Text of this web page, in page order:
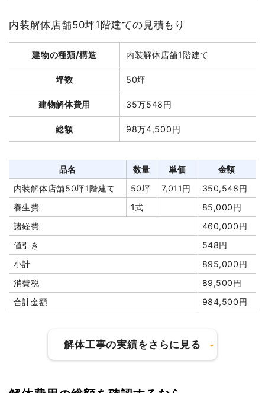
坪数 36坪
建物解体費用 184万5,264円
総額 257万4,000円
品名 数量 単価
軽量鉄骨造住宅36坪2階建
て
36坪
51,257
円
円
養生費
158m² 804円
127,008円
ブロック塀撤去
10m²
3,063
円
30,630円
庭石撤去 1式
40,000円
諸経費
300,000円
値引き
2,902円
小計
2,340,000
円
消費税
234,000円
建物解体費用
総額 940万円
品名
鉄骨造アパート130坪3階
130坪
60,385
円
7,850,000
土間コンクリート撤去
1式
50,000円
駐車場撤去
1式
65,000円
植木・植栽撤去
3台
円
180,000円
諸経費
175,000円
値引き
17,600円
小計
8,702,400
円
消費税
697,600円
内装解体店舗50坪1階建ての見積もり
建物の種類/構造 内装解体店舗1階建て
坪数 50坪
建物解体費用 35万548円
総額 98万4,500円
品名 数量 単価
金額
内装解体店舗50坪1階建て
50坪 7,011円
350,548円
養生費
1式
85,000円
諸経費
460,000円
値引き
548円
小計
895,000円
消費税
89,500円
合計金額
984,500円
解体工事の実績をさらに見る